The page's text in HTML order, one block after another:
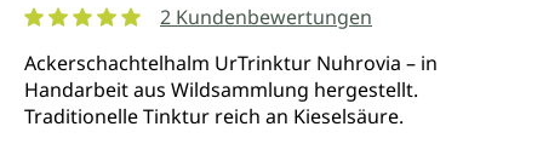
2 Kundenbewertungen
Ackerschachtelhalm UrTrinktur Nuhrovia – in
Handarbeit aus Wildsammlung hergestellt.
Traditionelle Tinktur reich an Kieselsäure.